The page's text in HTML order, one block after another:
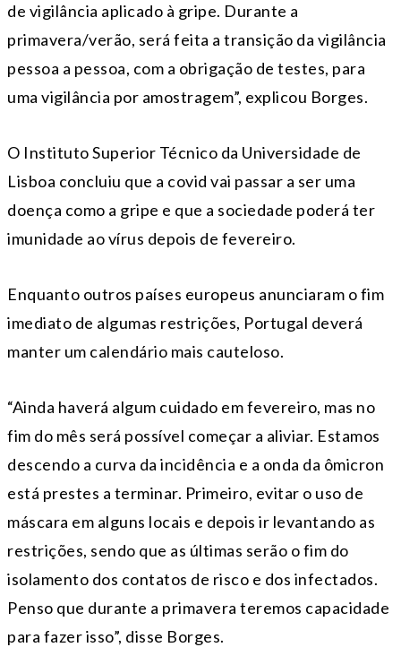
de vigilância aplicado à gripe. Durante a
primavera/verão, será feita a transição da vigilância
pessoa a pessoa, com a obrigação de testes, para
uma vigilância por amostragem”, explicou Borges.
O Instituto Superior Técnico da Universidade de
Lisboa concluiu que a covid vai passar a ser uma
doença como a gripe e que a sociedade poderá ter
imunidade ao vírus depois de fevereiro.
Enquanto outros países europeus anunciaram o fim
imediato de algumas restrições, Portugal deverá
manter um calendário mais cauteloso.
“Ainda haverá algum cuidado em fevereiro, mas no
fim do mês será possível começar a aliviar. Estamos
descendo a curva da incidência e a onda da ômicron
está prestes a terminar. Primeiro, evitar o uso de
máscara em alguns locais e depois ir levantando as
restrições, sendo que as últimas serão o fim do
isolamento dos contatos de risco e dos infectados.
Penso que durante a primavera teremos capacidade
para fazer isso”, disse Borges.